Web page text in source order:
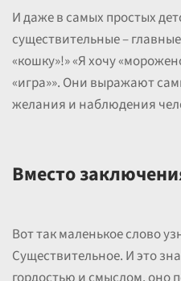
И даже в самых простых
существительные –
«кошку»!» «Я хочу
«игра»». Они выражают
желания и наблюдения
Вместо
Вот так маленькое слово
Существительное. И это